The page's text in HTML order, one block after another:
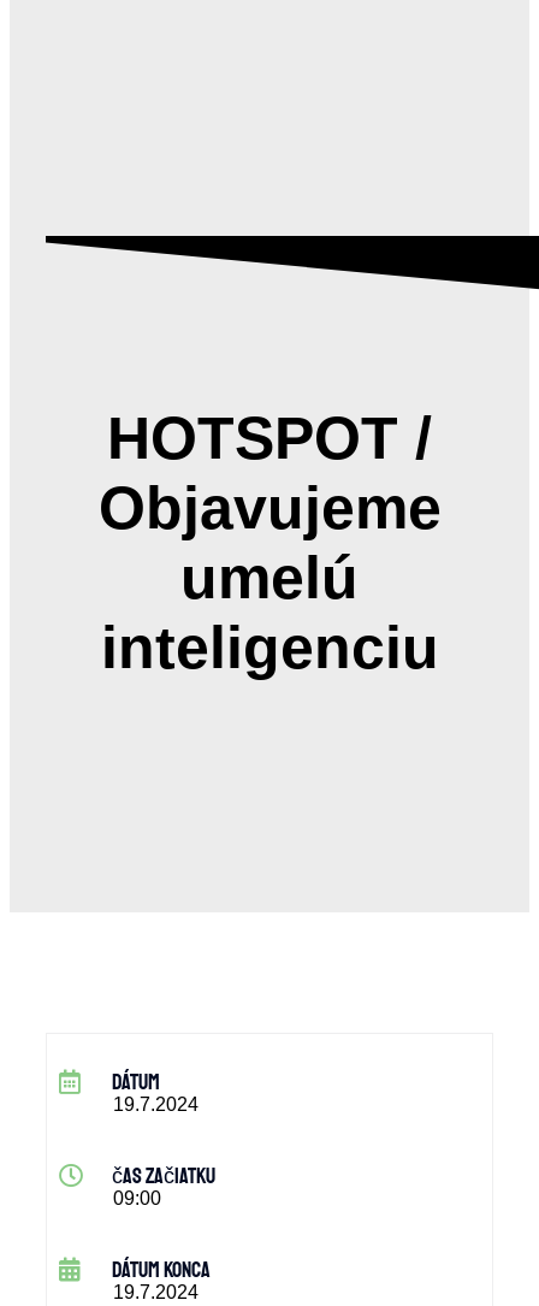
HOTSPOT /
Objavujeme
umelú
inteligenciu
dátum
19.7.2024
čas začiatku
09:00
dátum konca
19.7.2024